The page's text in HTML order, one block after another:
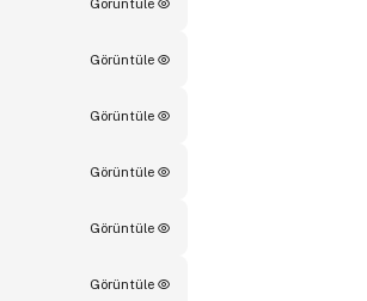
Görüntüle
Görüntüle
Görüntüle
Görüntüle
Görüntüle